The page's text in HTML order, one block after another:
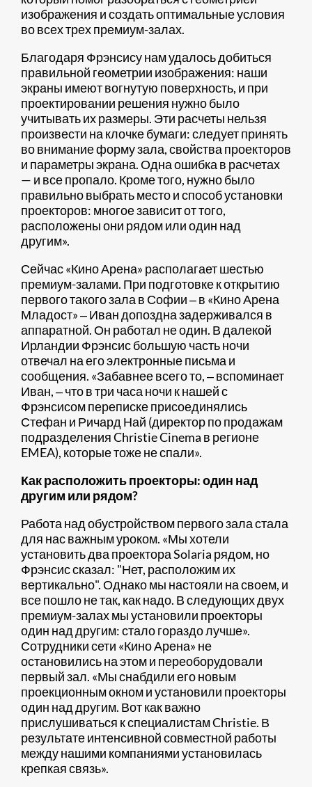
изображения и создать оптимальные условия
во всех трех премиум-залах.
Благодаря Фрэнсису нам удалось добиться
правильной геометрии изображения: наши
экраны имеют вогнутую поверхность, и при
проектировании решения нужно было
учитывать их размеры. Эти расчеты нельзя
произвести на клочке бумаги: следует принять
во внимание форму зала, свойства проекторов
и параметры экрана. Одна ошибка в расчетах
— и все пропало. Кроме того, нужно было
правильно выбрать место и способ установки
проекторов: многое зависит от того,
расположены они рядом или один над
другим».
Сейчас «Кино Арена» располагает шестью
премиум-залами. При подготовке к открытию
первого такого зала в Софии ‒ в «Кино Арена
Младост» ‒ Иван допоздна задерживался в
аппаратной. Он работал не один. В далекой
Ирландии Фрэнсис большую часть ночи
отвечал на его электронные письма и
сообщения. «Забавнее всего то, ‒ вспоминает
Иван, ‒ что в три часа ночи к нашей с
Фрэнсисом переписке присоединялись
Стефан и Ричард Най (директор по продажам
подразделения Christie Cinema в регионе
EMEA), которые тоже не спали».
Как расположить проекторы: один над
другим или рядом?
Работа над обустройством первого зала стала
для нас важным уроком. «Мы хотели
установить два проектора Solaria рядом, но
Фрэнсис сказал: "Нет, расположим их
вертикально". Однако мы настояли на своем, и
все пошло не так, как надо. В следующих двух
премиум-залах мы установили проекторы
один над другим: стало гораздо лучше».
Сотрудники сети «Кино Арена» не
остановились на этом и переоборудовали
первый зал. «Мы снабдили его новым
проекционным окном и установили проекторы
один над другим. Вот как важно
прислушиваться к специалистам Christie. В
результате интенсивной совместной работы
между нашими компаниями установилась
крепкая связь».